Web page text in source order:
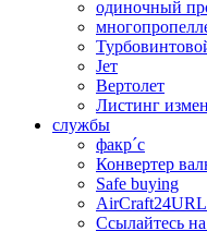
одиночный
Jет
Вертолет
Листинг
службы
факр´c
Конвертер
Safe buying
AirCraft24URL
Ссылайтесь